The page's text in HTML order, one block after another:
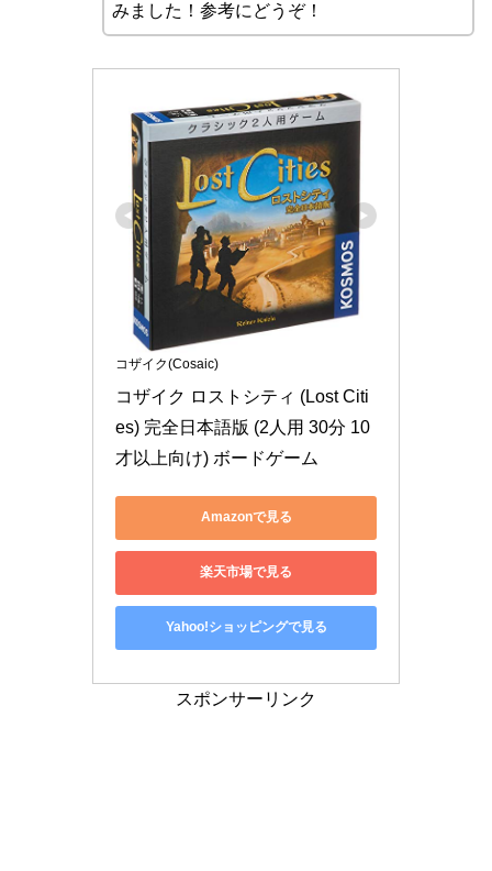
みました！参考にどうぞ！
コザイク(Cosaic)
コザイク ロストシティ (Lost Citi
es) 完全日本語版 (2人用 30分 10
才以上向け) ボードゲーム
Amazonで見る
楽天市場で見る
Yahoo!ショッピングで見る
スポンサーリンク